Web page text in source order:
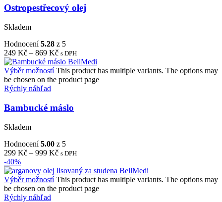
Ostropestřecový olej
Skladem
Hodnocení5.28 z 5
249 Kč – 869 Kč s DPH
Výběr možností This product has multiple variants. The options may
be chosen on the product page
Rýchly náhľad
Bambucké máslo
Skladem
Hodnocení5.00 z 5
299 Kč – 999 Kč s DPH
-40%
Výběr možností This product has multiple variants. The options may
be chosen on the product page
Rýchly náhľad